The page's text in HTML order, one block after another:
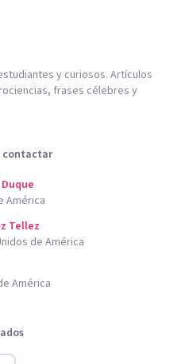
y curiosos. Artículos
frases célebres y
contactar
América
Tellez
de América
América